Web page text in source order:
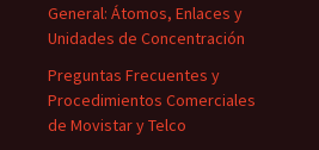
General: Átomos, Enlaces y
Unidades de Concentración
Preguntas Frecuentes y
Procedimientos Comerciales
de Movistar y Telco